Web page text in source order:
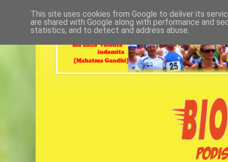
This site uses cookies from Google to deliver its
are shared with Google along with performance and
statistics, and to detect and address abuse.